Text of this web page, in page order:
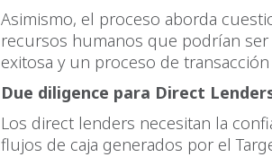
Asimismo, el proceso aborda
recursos humanos que podrían
exitosa y un proceso de
Due diligence para Direct
Los direct lenders necesitan la
flujos de caja generados por el